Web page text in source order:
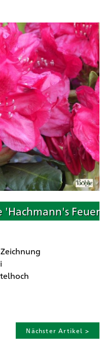
Nächster Artikel >